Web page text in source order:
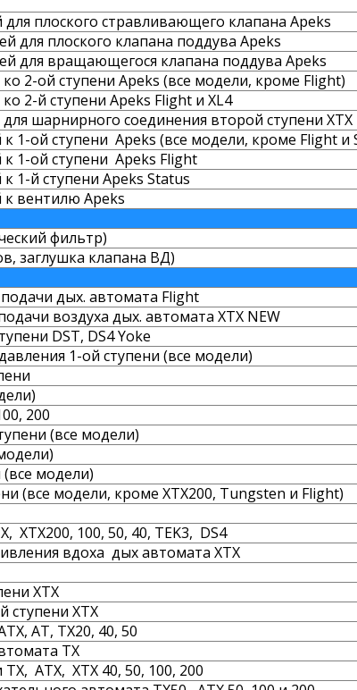
для плоского стравливающего клапана Apeks
для плоского клапана поддува Apeks
для вращающегося клапана поддува Apeks
ко 2-ой ступени Apeks (все модели, кроме Flight)
2-й ступени Apeks Flight и XL4
для шарнирного соединения второй ступени XTX
к 1-ой ступени Apeks (все модели, кроме Flight и
к 1-ой ступени Apeks Flight
к 1-й ступени Apeks Status
к вентилю Apeks
фильтр)
заглушка клапана ВД)
дых. автомата Flight
воздуха дых. автомата XTX NEW
DST, DS4 Yoke
1-ой ступени (все модели)
200
(все модели)
модели)
(все модели, кроме XTX200, Tungsten и Flight)
XTX200, 100, 50, 40, TEK3, DS4
вдоха дых автомата XTX
XTX
ступени XTX
АТ, ТХ20, 40, 50
TX
ATX, XTX 40, 50, 100, 200